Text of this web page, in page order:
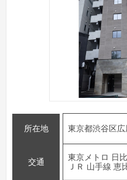
所在地 東京都渋谷区
交通
東京メトロ 日
ＪＲ 山手線 恵